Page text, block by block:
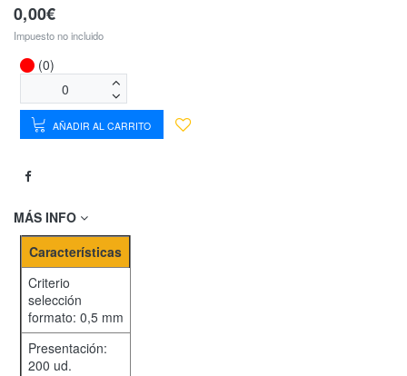
0,00€
Impuesto no incluido
(0)
AÑADIR AL CARRITO
MÁS INFO
Características
Criterio
selección
formato: 0,5 mm
Presentación:
200 ud.